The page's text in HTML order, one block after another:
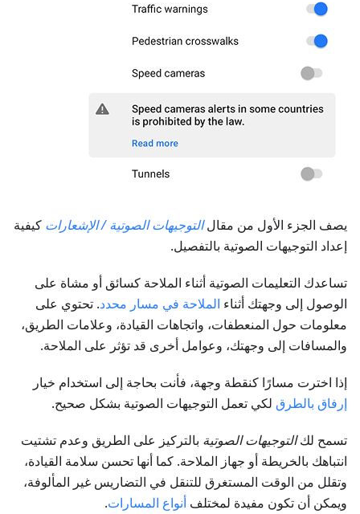
يصف الجزء الأول من مقالالتوجيهات الصوتية / الإشعارات كيفية
إعداد التوجيهات الصوتية بالتفصيل.
تساعدك التعليمات الصوتية أثناء الملاحة كسائق أو مشاة على
الوصول إلى وجهتك أثناء الملاحة في مسار محدد. تحتوي على
معلومات حول المنعطفات، واتجاهات القيادة، وعلامات الطريق،
والمسافات إلى وجهتك، وعوامل أخرى قد تؤثر على الملاحة.
إذا اخترت مسارًا كنقطة وجهة، فأنت بحاجة إلى استخدام خيار
إرفاق بالطرق لكي تعمل التوجيهات الصوتية بشكل صحيح.
تسمح لكالتوجيهات الصوتية بالتركيز على الطريق وعدم تشتيت
انتباهك بالخريطة أو جهاز الملاحة. كما أنها تحسن سلامة القيادة،
وتقلل من الوقت المستغرق للتنقل في التضاريس غير المألوفة،
ويمكن أن تكون مفيدة لمختلف أنواع المسارات.